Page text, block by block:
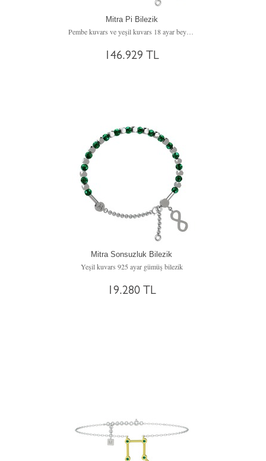
Mitra Pi Bilezik
Pembe kuvars ve yeşil kuvars 18 ayar beyaz altın bilezik
146.929 TL
Mitra Sonsuzluk Bilezik
Yeşil kuvars 925 ayar gümüş bilezik
19.280 TL